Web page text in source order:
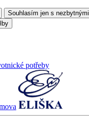
Souhlasím jen s nezbytnými
potřeby